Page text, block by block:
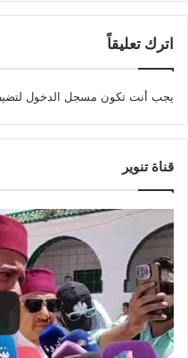
اترك تعليقاً
يجب أنت تكون مسجل الدخول
قناة تنوير